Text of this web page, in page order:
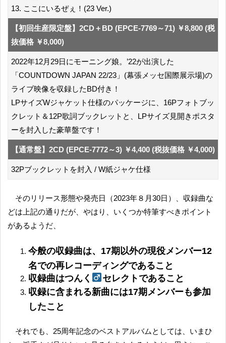
13. ここにいるぜぇ！(23 Ver.)
【初回生産限定盤】2CD＋BD (EPCE-7769～71) ￥8,800 (税
抜価格 ￥8,000)
2022年12月29日にモーニング娘。’22が出演した
「COUNTDOWN JAPAN 22/23」(幕張メッセ国際展示場)の
ライブ映像を収録したBD付き！
LPサイズWジャケット仕様のパッケージに、16Pフォトブッ
クレット＆12P歌詞ブックレットと、LPサイズ見開きポスタ
ーを封入した豪華盤です！
【通常盤】2CD (EPCE-7772～3) ￥4,400 (税抜価格 ￥4,000)
32Pブックレットを封入 / W紙ジャケ仕様
そのリリース形態や発売日（2023年８月30日）、収録曲な
どは上記の通りだが、やはり、いくつか特筆すべきポイント
があるようだ、
今般の収録曲は、17期以外の現役メンバー12
名での再レコーディングであること
収録曲はつんく
セレクトであること
収録に含まれる新曲には17期メンバーも参加
したこと
それでも、25周年記念のベストアルバムとしては、いまひ